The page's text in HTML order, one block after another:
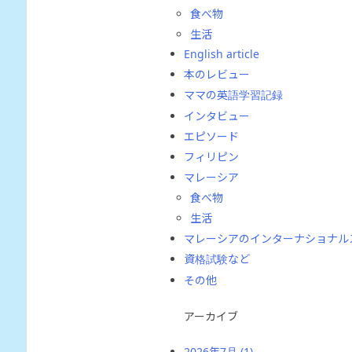
食べ物
生活
English article
本のレビュー
ママの英語学習記録
インタビュー
エピソード
フィリピン
マレーシア
食べ物
生活
マレーシアのインターナショナ
資格試験など
その他
アーカイブ